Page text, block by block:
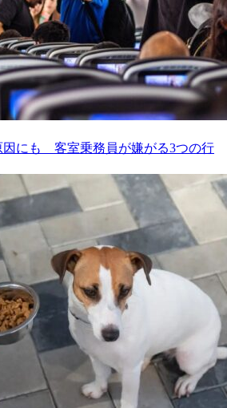
因にも 客室乗務員が嫌がる3つの行